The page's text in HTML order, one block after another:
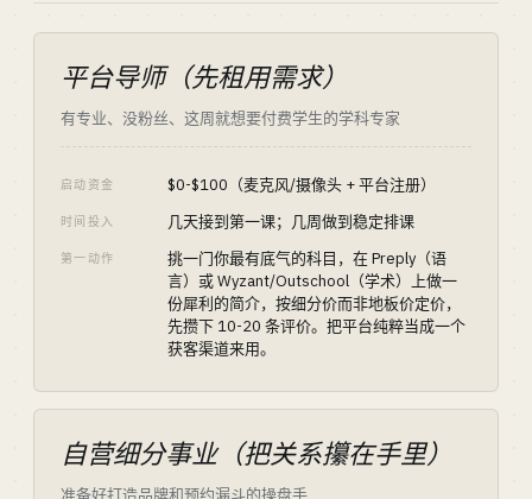
平台导师（先租用需求）
有专业、没粉丝、这周就想要付费学生的学科专家
启动资金 $0-$100（麦克风/摄像头 + 平台注册）
时间投入 几天接到第一课；几周做到稳定排课
第一动作
挑一门你最有底气的科目，在 Preply（语
言）或 Wyzant/Outschool（学术）上做一
份犀利的简介，按细分价而非地板价定价，
先攒下 10-20 条评价。把平台纯粹当成一个
获客渠道来用。
自营细分事业（把关系攥在手里）
准备好打造品牌和预约漏斗的操盘手